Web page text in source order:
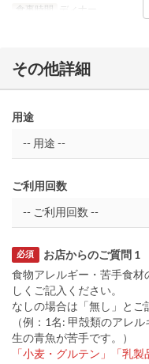
食事時間 ディナー
その他詳細
用途
ご利用回数
お店からのご質問 1
必須
食物アレルギー・苦手食
しくご記入ください。
なしの場合は「無し」とご
（例：1名: 甲殻類のアレ
生の青魚が苦手です。）
「小麦・グルテン」「乳